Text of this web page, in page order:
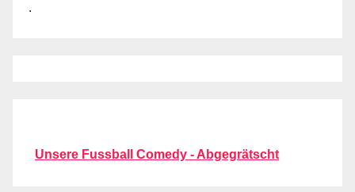
.
Unsere Fussball Comedy - Abgegrätscht